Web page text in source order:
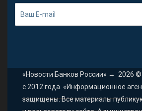
«Новости Банков России» → 2026 ©
с 2012 года. «Информационное
защищены. Все материалы